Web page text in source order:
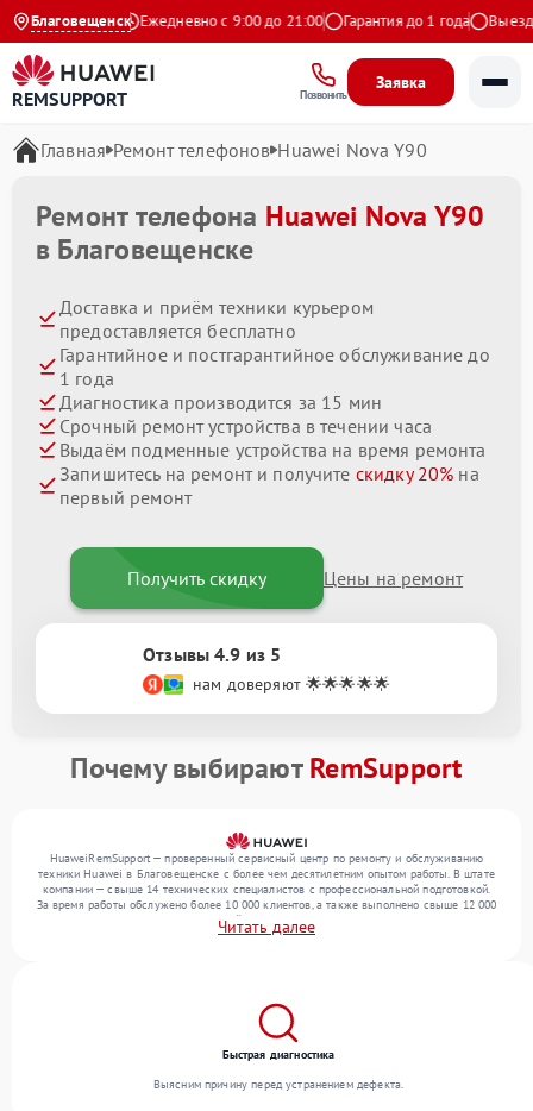
Благовещенск
4.9 на Яндекс Ежедневно с 9:00 до 21:00 Гарантия до 1 года Выезд
REMSUPPORT Позвонить
Заявка
Главная Ремонт телефонов Huawei Nova Y90
Ремонт телефона Huawei Nova Y90
в Благовещенске
Доставка и приём техники курьером
предоставляется бесплатно
Гарантийное и постгарантийное обслуживание до
1 года
Диагностика производится за 15 мин
Срочный ремонт устройства в течении часа
Выдаём подменные устройства на время ремонта
Запишитесь на ремонт и получите скидку 20% на
первый ремонт
Получить скидку Цены на ремонт
Отзывы 4.9 из 5
нам доверяют 🌟🌟🌟🌟🌟
Почему выбираютRemSupport
HuaweiRemSupport — проверенный сервисный центр по ремонту и обслуживанию
техники Huawei в Благовещенске с более чем десятилетним опытом работы. В штате
компании — свыше 14 технических специалистов с профессиональной подготовкой.
За время работы обслужено более 10 000 клиентов, а также выполнено свыше 12 000
ремонтов. Ежемесячно в сервисный центр поступает свыше 300 единиц техники,
включая , , . Мы устраняем поломки любой сложности и гарантируем высокое
Читать далее
Быстрая диагностика
Выясним причину перед устранением дефекта.